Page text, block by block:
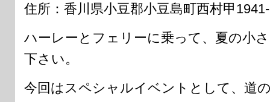
住所：香川県小豆郡小豆島町西村甲
ハーレーとフェリーに乗って、夏の小
下さい。
今回はスペシャルイベントとして、道